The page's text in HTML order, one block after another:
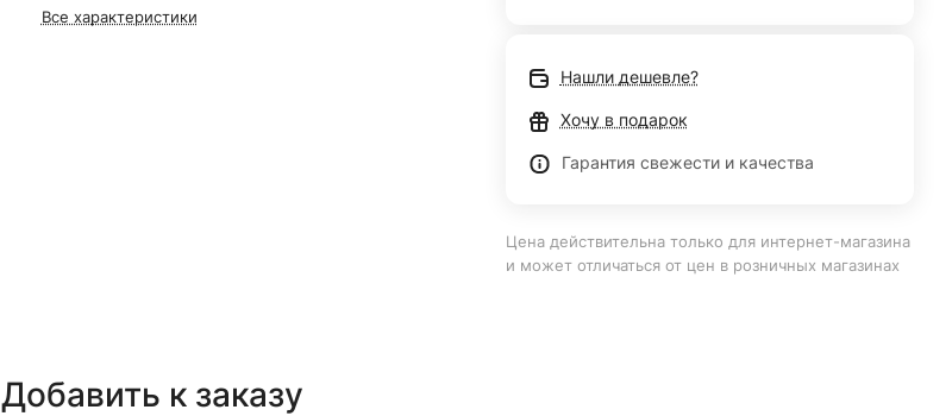
Все характеристики
Нашли дешевле?
Хочу в подарок
Гарантия свежести и качества
Цена действительна только для интернет-магазина
и может отличаться от цен в розничных магазинах
Добавить к заказу